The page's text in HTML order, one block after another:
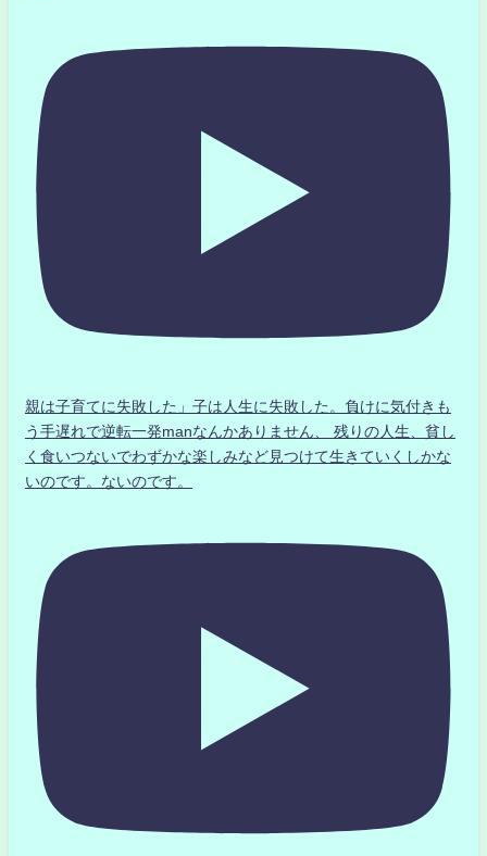
親は子育てに失敗した」子は人生に失敗した。負けに気付きも
う手遅れで逆転一発manなんかありません、 残りの人生、貧し
く食いつないでわずかな楽しみなど見つけて生きていくしかな
いのです。ないのです。